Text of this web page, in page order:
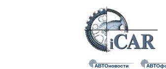
АВТОновости